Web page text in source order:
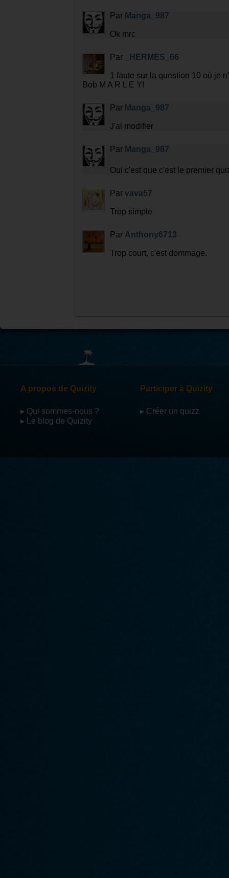
Par Manga_987
Ok mrc
Par _HERMES_66
1 faute sur la question 10 où je
Bob M A R L E Y!
Par Manga_987
J'ai modifier
Par Manga_987
Oui c'est que c'est le premier
Par vava57
Trop simple
Par Anthony6713
Trop court, c'est dommage.
A propos de Quizity
▸ Qui sommes-nous ?
▸ Le blog de Quizity
Participer à Quizity
▸ Créer un quizz